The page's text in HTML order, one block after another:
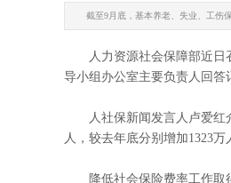
截至9月底，基本养老、失业、工伤
人力资源社会保障部近日召
导小组办公室主要负责人回答
人社保新闻发言人卢爱红介
人，较去年底分别增加1323万
降低社会保险费率工作取得